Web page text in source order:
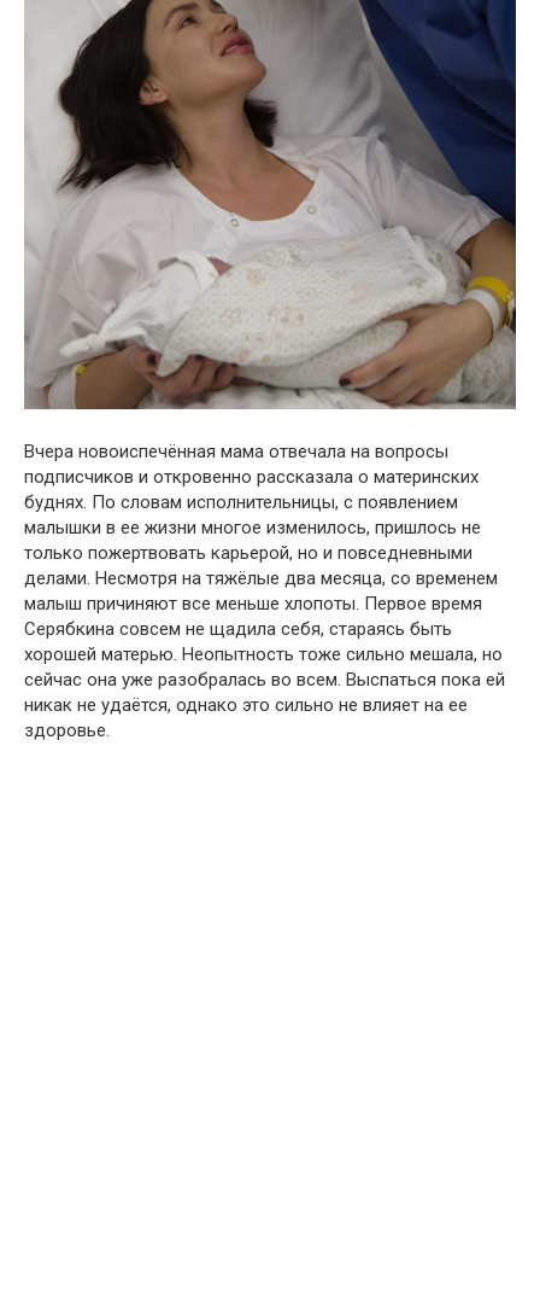
Вчера новоиспечённая мама отвечала на вопросы
подписчиков и откровенно рассказала о материнских
буднях. По словам исполнительницы, с появлением
малышки в ее жизни многое изменилось, пришлось не
только пожертвовать карьерой, но и повседневными
делами. Несмотря на тяжёлые два месяца, со временем
малыш причиняют все меньше хлопоты. Первое время
Серябкина совсем не щадила себя, стараясь быть
хорошей матерью. Неопытность тоже сильно мешала, но
сейчас она уже разобралась во всем. Выспаться пока ей
никак не удаётся, однако это сильно не влияет на ее
здоровье.